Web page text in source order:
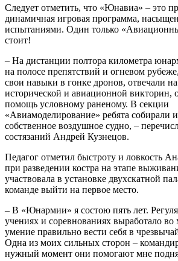
Следует отметить, что «Юнавиа» – это
динамичная игровая программа,
испытаниями. Один только
стоит!
– На дистанции полтора километра
на полосе препятствий и огневом
свои навыки в гонке дронов, отвечали
исторической и авиационной викторин,
помощь условному раненому. В секции
«Авиамоделирование» ребята собирали
собственное воздушное судно, –
состязаний Андрей Кузнецов.
Педагог отметил быстроту и ловкость
при разведении костра на этапе
участвовала в установке двухскатной
команде выйти на первое место.
– В «Юнармии» я состою пять лет.
учениях и соревнованиях выработало
умение правильно вести себя в
Одна из моих сильных сторон –
нужный момент они помогают мне